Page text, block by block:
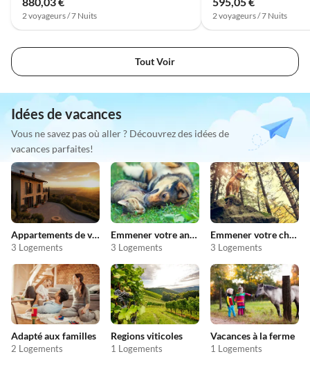
2 voyageurs / 7 Nuits 2 voyageurs / 7 Nuits
Tout Voir
Idées de vacances
Vous ne savez pas où aller ? Découvrez des idées de
vacances parfaites!
Appartements de vacances pas chers
3 Logements
Emmener votre animal en vacances
3 Logements
Emmener votre chien en vacances
3 Logements
Adapté aux familles
2 Logements
Regions viticoles
1 Logements
Vacances à la ferme
1 Logements